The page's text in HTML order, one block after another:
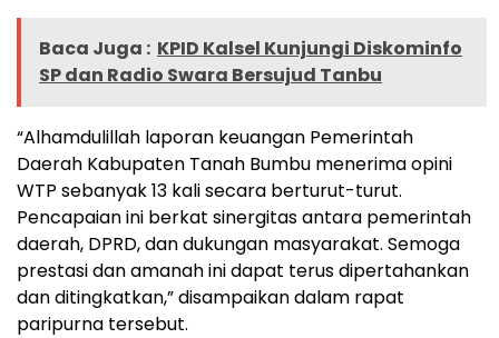
Baca Juga : KPID Kalsel Kunjungi Diskominfo
SP dan Radio Swara Bersujud Tanbu
“Alhamdulillah laporan keuangan Pemerintah
Daerah Kabupaten Tanah Bumbu menerima opini
WTP sebanyak 13 kali secara berturut-turut.
Pencapaian ini berkat sinergitas antara pemerintah
daerah, DPRD, dan dukungan masyarakat. Semoga
prestasi dan amanah ini dapat terus dipertahankan
dan ditingkatkan,” disampaikan dalam rapat
paripurna tersebut.